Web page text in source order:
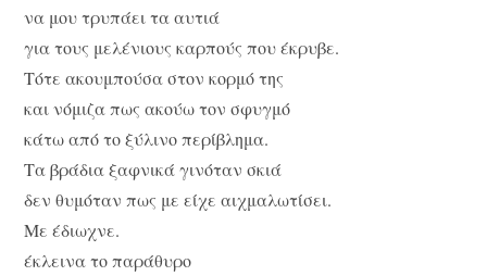
να μου τρυπάει τα αυτιά
για τους μελένιους καρπούς που έκρυβε.
Τότε ακουμπούσα στον κορμό της
και νόμιζα πως ακούω τον σφυγμό
κάτω από το ξύλινο περίβλημα.
Τα βράδια ξαφνικά γινόταν σκιά
δεν θυμόταν πως με είχε αιχμαλωτίσει.
Με έδιωχνε.
έκλεινα το παράθυρο